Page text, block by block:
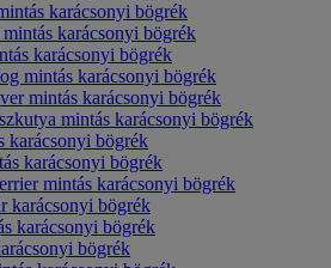
karácsonyi bögrék
karácsonyi bögrék
karácsonyi bögrék
mintás karácsonyi bögrék
mintás karácsonyi bögrék
mintás karácsonyi bögrék
karácsonyi bögrék
karácsonyi bögrék
mintás karácsonyi bögrék
karácsonyi bögrék
karácsonyi bögrék
bögrék